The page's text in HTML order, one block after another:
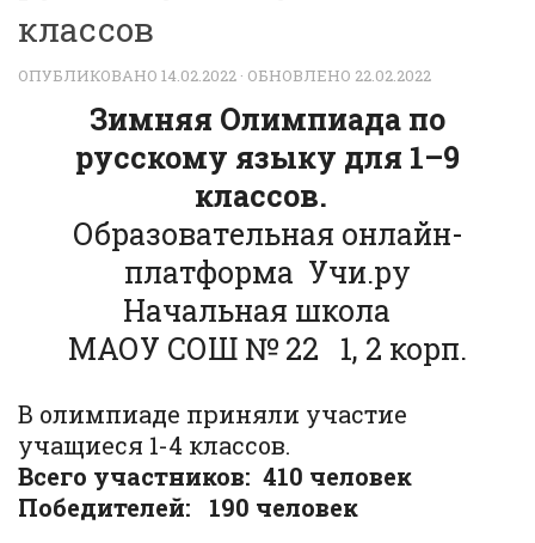
классов
ОПУБЛИКОВАНО 14.02.2022 · ОБНОВЛЕНО 22.02.2022
Зимняя Олимпиада по
русскому языку для 1–9
классов.
Образовательная онлайн-
платформа Учи.ру
Начальная школа
МАОУ СОШ № 22 1, 2 корп.
В олимпиаде приняли участие
учащиеся 1-4 классов.
Всего участников: 410 человек
Победителей: 190 человек